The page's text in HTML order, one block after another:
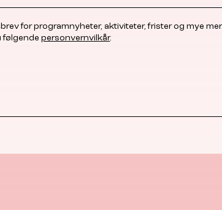
for programnyheter, aktiviteter, frister og mye
følgendepersonvernvilkår.